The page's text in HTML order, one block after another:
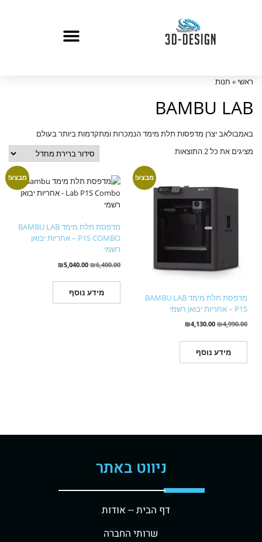
ראשי » חנות
BAMBU LAB
באמבולאב יצרן מדפסות תלת מימד הנמכרות ומתקדמות ביותר בעולם
מציגים את כל ⁦2⁩ התוצאות
מבצע!
מדפסת תלת מימד BAMBU LAB
P1S – אחריות יבואן רשמי
₪4,990.00
₪4,130.00
מידע נוסף
מבצע!
מדפסת תלת מימד BAMBU LAB
P1S COMBO – אחריות יבואן
רשמי
₪6,400.00
₪5,040.00
מידע נוסף
ניווט באתר
דף הבית -- אודות
שרותי החברה